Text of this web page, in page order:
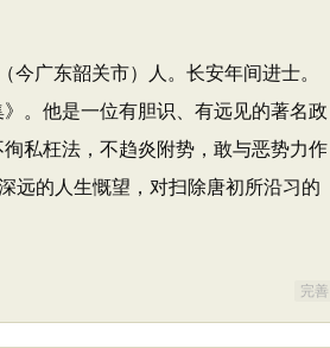
广东韶关市）人。长安年间进士。
。他是一位有胆识、有远见的著名政
私枉法，不趋炎附势，敢与恶势力作
远的人生慨望，对扫除唐初所沿习的
完善